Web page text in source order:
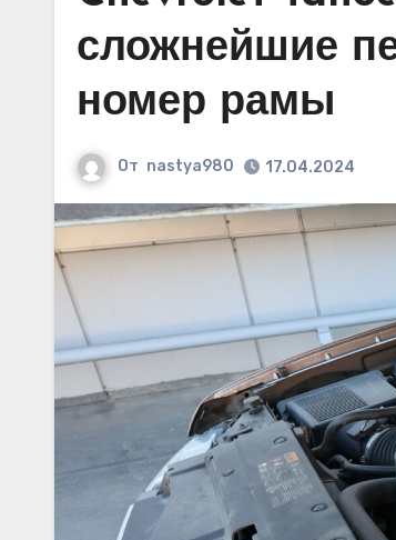
сложнейшие
номер рамы
От nastya980 17.04.2024